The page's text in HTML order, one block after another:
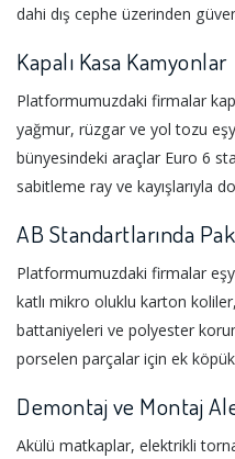
dahi dış cephe üzerinden
Kapalı Kasa Kamyonlar
Platformumuzdaki firmalar
yağmur, rüzgar ve yol tozu
bünyesindeki araçlar Euro 6
sabitleme ray ve kayışlarıyla
AB Standartlarında
Platformumuzdaki firmalar
katlı mikro oluklu karton
battaniyeleri ve polyester
porselen parçalar için ek
Demontaj ve Montaj
Akülü matkaplar, elektrikli